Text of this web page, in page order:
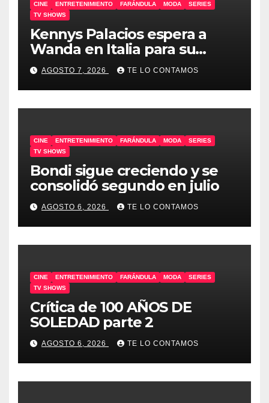
CINE ENTRETENIMIENTO FARÁNDULA MODA
SERIES
TV SHOWS
Kennys Palacios espera a
Wanda en Italia para su
docuserie
AGOSTO 7, 2026 TE LO CONTAMOS
CINE ENTRETENIMIENTO FARÁNDULA MODA
SERIES
TV SHOWS
Bondi sigue creciendo y se
consolidó segundo en julio
AGOSTO 6, 2026 TE LO CONTAMOS
CINE ENTRETENIMIENTO FARÁNDULA MODA
SERIES
TV SHOWS
Crítica de 100 AÑOS DE
SOLEDAD parte 2
AGOSTO 6, 2026 TE LO CONTAMOS